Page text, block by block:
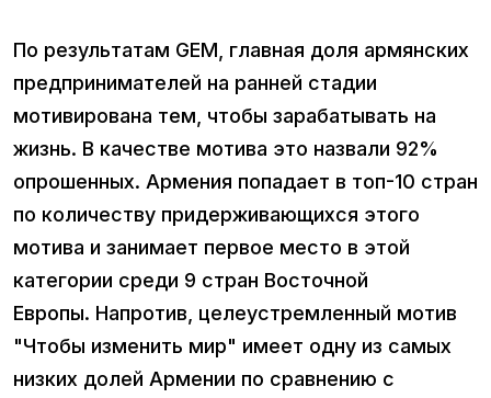
По результатам GEM, главная доля армянских
предпринимателей на ранней стадии
мотивирована тем, чтобы зарабатывать на
жизнь. В качестве мотива это назвали 92%
опрошенных. Армения попадает в топ-10 стран
по количеству придерживающихся этого
мотива и занимает первое место в этой
категории среди 9 стран Восточной
Европы. Напротив, целеустремленный мотив
"Чтобы изменить мир" имеет одну из самых
низких долей Армении по сравнению с